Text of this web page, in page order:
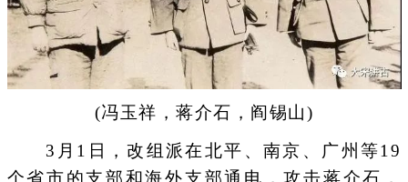
(冯玉祥，蒋介石，阎锡山)
3月1日，改组派在北平、南京、广州等19
个省市的支部和海外支部通电，攻击蒋介石，